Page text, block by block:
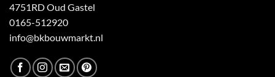
4751RD Oud Gastel
0165-512920
info@bkbouwmarkt.nl